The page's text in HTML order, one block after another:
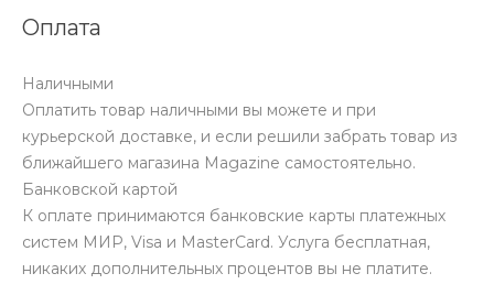
Оплата
Наличными
Оплатить товар наличными вы можете и при
курьерской доставке, и если решили забрать товар из
ближайшего магазина Magazine самоcтоятельно.
Банковской картой
К оплате принимаются банковские карты платежных
систем МИР, Visa и MasterCard. Услуга бесплатная,
никаких дополнительных процентов вы не платите.